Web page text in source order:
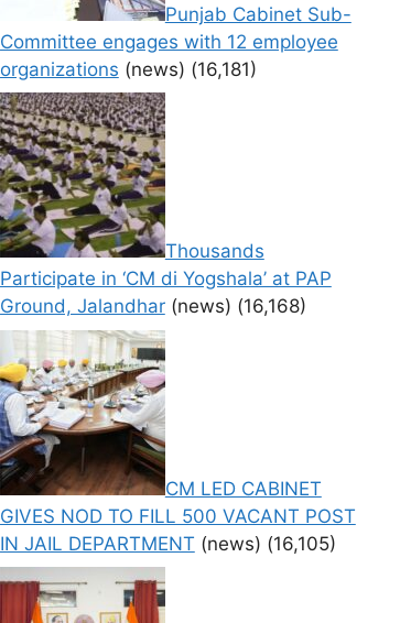
Punjab Cabinet Sub-
Committee engages with 12 employee
organizations (news) (16,181)
Thousands
Participate in ‘CM di Yogshala’ at PAP
Ground, Jalandhar (news) (16,168)
CM LED CABINET
GIVES NOD TO FILL 500 VACANT POST
IN JAIL DEPARTMENT (news) (16,105)